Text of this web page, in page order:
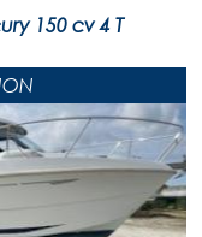
150 cv 4 T